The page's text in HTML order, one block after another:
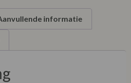
informatie